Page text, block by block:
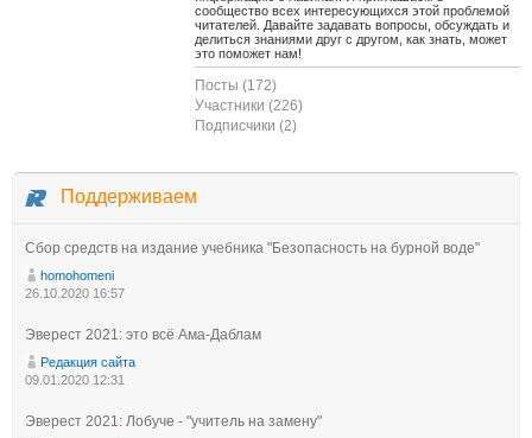
сообщество всех интересующихся этой проблемой
читателей. Давайте задавать вопросы, обсуждать и
делиться знаниями друг с другом, как знать, может
это поможет нам!
Посты (172)
Участники (226)
Подписчики (2)
Поддерживаем
Сбор средств на издание учебника "Безопасность на бурной воде"
homohomeni
26.10.2020 16:57
Эверест 2021: это всё Ама-Даблам
Редакция сайта
09.01.2020 12:31
Эверест 2021: Лобуче - "учитель на замену"